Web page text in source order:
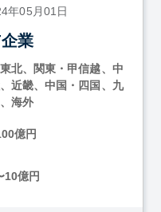
年05月01日
業
北、関東・甲信越、中
近畿、中国・四国、九
海外
億円
10億円